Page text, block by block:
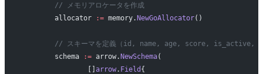
	// メモリアロケータを作成
	allocator
:= memory.NewGoAllocator()
// スキーマを定義（id, name, age, score, is_active,
	schema
:= arrow.NewSchema(
		[]
arrow. Field {